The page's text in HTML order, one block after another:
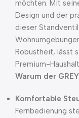
möchten. Mit
Design und der
dieser
Robustheit, lässt
Premium-
Warum der
Komfortable
Fernbedienung